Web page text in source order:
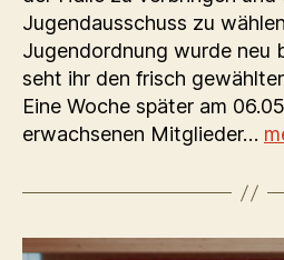
Jugendausschuss zu
Jugendordnung wurde neu
seht ihr den frisch
Eine Woche später am
erwachsenen Mitglieder…